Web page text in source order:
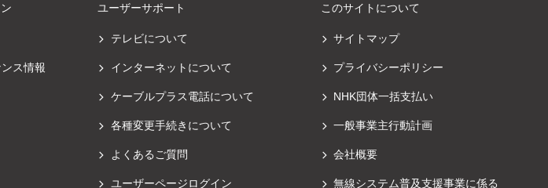
ス情報
ユーザーサポート
テレビについて
インターネットについて
ケーブルプラス電話について
各種変更手続きについて
よくあるご質問
ユーザーページログイン
このサイトについて
サイトマップ
プライバシーポリシー
NHK団体一括支払い
一般事業主行動計画
会社概要
無線システム普及支援事業に係る